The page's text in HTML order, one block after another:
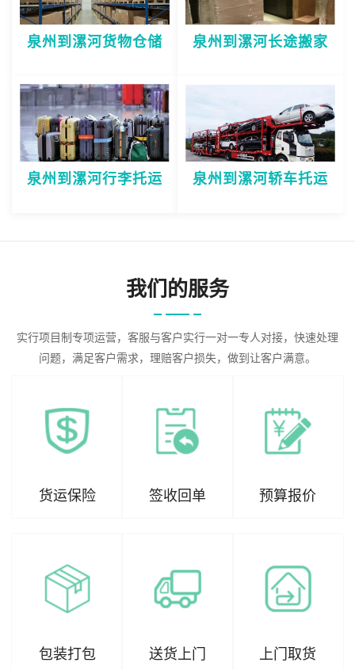
泉州到漯河货物仓储 泉州到漯河长途搬家
泉州到漯河行李托运 泉州到漯河轿车托运
我们的服务
实行项目制专项运营，客服与客户实行一对一专人对接，快速处理
问题，满足客户需求，理赔客户损失，做到让客户满意。
货运保险 签收回单 预算报价
包装打包 送货上门 上门取货